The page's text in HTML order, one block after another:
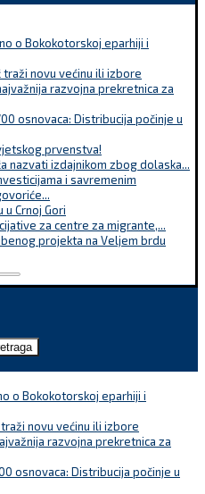
o Bokokotorskoj eparhiji i
traži novu većinu ili izbore
razvojna prekretnica za
osnovaca: Distribucija počinje u
prvenstva!
nazvati izdajnikom zbog dolaska...
i savremenim
Crnoj Gori
za centre za migrante,...
projekta na Veljem brdu
o Bokokotorskoj eparhiji i
novu većinu ili izbore
razvojna prekretnica za
osnovaca: Distribucija počinje u